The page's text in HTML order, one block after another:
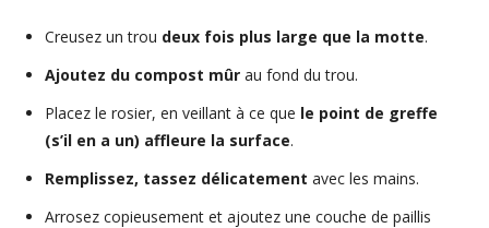
Creusez un trou deux fois plus large que la motte.
Ajoutez du compost mûr au fond du trou.
Placez le rosier, en veillant à ce que le point de greffe
(s’il en a un) affleure la surface.
Remplissez, tassez délicatement avec les mains.
Arrosez copieusement et ajoutez une couche de paillis